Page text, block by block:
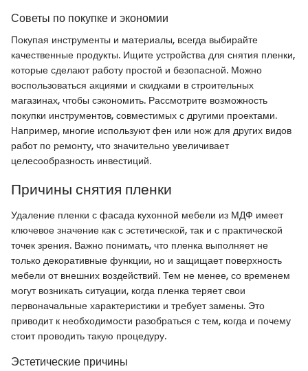
Советы по покупке и экономии
Покупая инструменты и материалы, всегда выбирайте
качественные продукты. Ищите устройства для снятия пленки,
которые сделают работу простой и безопасной. Можно
воспользоваться акциями и скидками в строительных
магазинах, чтобы сэкономить. Рассмотрите возможность
покупки инструментов, совместимых с другими проектами.
Например, многие используют фен или нож для других видов
работ по ремонту, что значительно увеличивает
целесообразность инвестиций.
Причины снятия пленки
Удаление пленки с фасада кухонной мебели из МДФ имеет
ключевое значение как с эстетической, так и с практической
точек зрения. Важно понимать, что пленка выполняет не
только декоративные функции, но и защищает поверхность
мебели от внешних воздействий. Тем не менее, со временем
могут возникать ситуации, когда пленка теряет свои
первоначальные характеристики и требует замены. Это
приводит к необходимости разобраться с тем, когда и почему
стоит проводить такую процедуру.
Эстетические причины